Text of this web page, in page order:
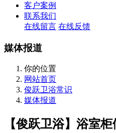
客户案例
联系我们
在线留言 在线反馈
媒体报道
你的位置
网站首页
俊跃卫浴常识
媒体报道
【俊跃卫浴】浴室